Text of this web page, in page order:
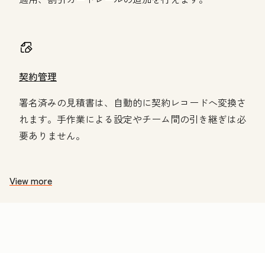
契約管理
署名済みの見積書は、自動的に契約レコードへ変換さ
れます。手作業による設定やチーム間の引き継ぎは必
要ありません。
View more